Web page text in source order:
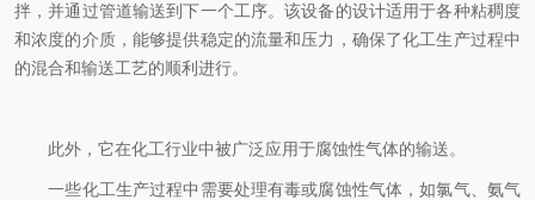
拌，并通过管道输送到下一个工序。该设备的设计适用于各种粘稠度
和浓度的介质，能够提供稳定的流量和压力，确保了化工生产过程中
的混合和输送工艺的顺利进行。
此外，它在化工行业中被广泛应用于腐蚀性气体的输送。
一些化工生产过程中需要处理有毒或腐蚀性气体，如氯气、氨气